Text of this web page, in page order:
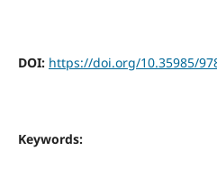
DOI: https://doi.org/10.35985/
Keywords: